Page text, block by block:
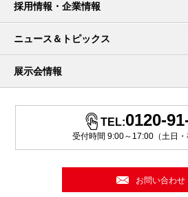
採用情報・企業情報
ニュース＆トピックス
展示会情報
TEL:0120-
受付時間 9:00～17:00（土日・
お問い合わせ